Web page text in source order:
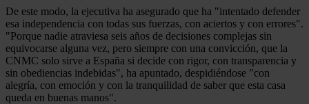
De este modo, la ejecutiva ha asegurado que ha "intentado defender
esa independencia con todas sus fuerzas, con aciertos y con errores".
"Porque nadie atraviesa seis años de decisiones complejas sin
equivocarse alguna vez, pero siempre con una convicción, que la
CNMC solo sirve a España si decide con rigor, con transparencia y
sin obediencias indebidas", ha apuntado, despidiéndose "con
alegría, con emoción y con la tranquilidad de saber que esta casa
queda en buenas manos".